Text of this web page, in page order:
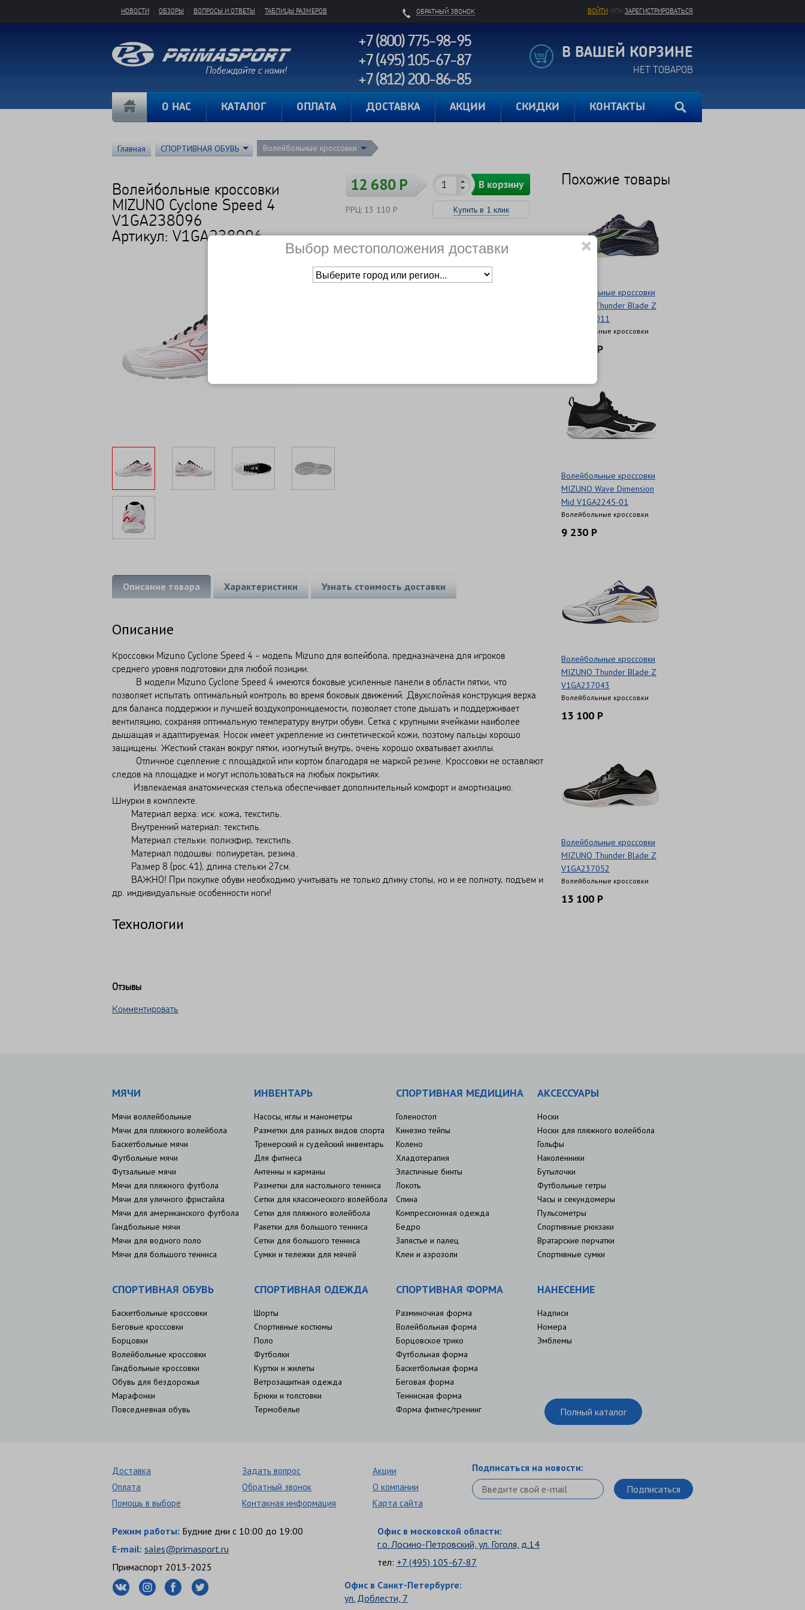
ОБРАТНЫЙ ЗВОНОК ВОЙТИ ИЛИ ЗАРЕГИСТРИРОВАТЬСЯ
НОВОСТИ ОБЗОРЫ ВОПРОСЫ И ОТВЕТЫ ТАБЛИЦЫ РАЗМЕРОВ
+7 (800) 775-98-95
+7 (495) 105-67-87
+7 (812) 200-86-85
В ВАШЕЙ КОРЗИНЕ
НЕТ ТОВАРОВ
О НАС КАТАЛОГ ОПЛАТА ДОСТАВКА АКЦИИ СКИДКИ КОНТАКТЫ
Главная СПОРТИВНАЯ ОБУВЬ Волейбольные кроссовки
Волейбольные кроссовки
MIZUNO Cyclone Speed 4
V1GA238096
Артикул: V1GA238096
12 680 Р
РРЦ: 13 110 Р
В корзину
Купить в 1 клик
Размер US UK CM
Описание товара Характеристики Узнать стоимость доставки
Описание
Кроссовки Mizuno Cyclone Speed 4 - модель Mizuno для волейбола, предназначена для игроков
среднего уровня подготовки для любой позиции.
В модели Mizuno Cyclone Speed 4 имеются боковые усиленные панели в области пятки, что
позволяет испытать оптимальный контроль во время боковых движений. Двухслойная конструкция верха
для баланса поддержки и лучшей воздухопроницаемости, позволяет стопе дышать и поддерживает
вентиляцию, сохраняя оптимальную температуру внутри обуви. Сетка с крупными ячейками наиболее
дышащая и адаптируемая. Носок имеет укрепление из синтетической кожи, поэтому пальцы хорошо
защищены. Жесткий стакан вокруг пятки, изогнутый внутрь, очень хорошо охватывает ахиллы.
Отличное сцепление с площадкой или кортом благодаря не маркой резине. Кроссовки не оставляют
следов на площадке и могут использоваться на любых покрытиях.
Извлекаемая анатомическая стелька обеспечивает дополнительный комфорт и амортизацию.
Шнурки в комплекте.
Материал верха: иск. кожа, текстиль.
Внутренний материал: текстиль.
Материал стельки: полиэфир, текстиль.
Материал подошвы: полиуретан, резина.
Размер 8 (рос.41), длина стельки 27см.
ВАЖНО! При покупке обуви необходимо учитывать не только длину стопы, но и ее полноту, подъем и
др. индивидуальные особенности ноги!
Технологии
Похожие товары
Волейбольные кроссовки
MIZUNO Thunder Blade Z
V1GA237011
Волейбольные кроссовки
11 360 Р
Волейбольные кроссовки
MIZUNO Wave Dimension
Mid V1GA2245-01
Волейбольные кроссовки
9 230 Р
Волейбольные кроссовки
MIZUNO Thunder Blade Z
V1GA237043
Волейбольные кроссовки
13 100 Р
Волейбольные кроссовки
MIZUNO Thunder Blade Z
V1GA237052
Волейбольные кроссовки
13 100 Р
Отзывы
Комментировать
МЯЧИ
Мячи воллейбольные
Мячи для пляжного волейбола
Баскетбольные мячи
Футбольные мячи
Футзальные мячи
Мячи для пляжного футбола
Мячи для уличного фристайла
Мячи для американского футбола
Гандбольные мячи
Мячи для водного поло
Мячи для большого тенниса
ИНВЕНТАРЬ
Насосы, иглы и манометры
Разметки для разных видов спорта
Тренерский и судейский инвентарь
Для фитнеса
Антенны и карманы
Разметки для настольного тенниса
Сетки для классического волейбола
Сетки для пляжного волейбола
Ракетки для большого тенниса
Сетки для большого тенниса
Сумки и тележки для мячей
СПОРТИВНАЯ МЕДИЦИНА
Голеностоп
Кинезио тейпы
Колено
Хладотерапия
Эластичные бинты
Локоть
Спина
Компрессионная одежда
Бедро
Запястье и палец
Клеи и аэрозоли
АКСЕССУАРЫ
Носки
Носки для пляжного волейбола
Гольфы
Наколенники
Бутылочки
Футбольные гетры
Часы и секундомеры
Пульсометры
Спортивные рюкзаки
Вратарские перчатки
Спортивные сумки
СПОРТИВНАЯ ОБУВЬ
Баскетбольные кроссовки
Беговые кроссовки
Борцовки
Волейбольные кроссовки
Гандбольные кроссовки
Обувь для бездорожья
Марафонки
Повседневная обувь
СПОРТИВНАЯ ОДЕЖДА
Шорты
Спортивные костюмы
Поло
Футболки
Куртки и жилеты
Ветрозащитная одежда
Брюки и толстовки
Термобелье
СПОРТИВНАЯ ФОРМА
Разминочная форма
Волейбольная форма
Борцовское трико
Футбольная форма
Баскетбольная форма
Беговая форма
Теннисная форма
Форма фитнес/тренинг
НАНЕСЕНИЕ
Надписи
Номера
Эмблемы
Полный каталог
Доставка
Оплата
Помощь в выборе
Задать вопрос
Обратный звонок
Контакная информация
Акции
О компании
Карта сайта
Подписаться на новости:
Режим работы: Будние дни с 10:00 до 19:00
E-mail: sales@primasport.ru
Примаспорт 2013-2025
Офис в московской области:
г.о. Лосино-Петровский, ул. Гоголя, д.14
тел: +7 (495) 105-67-87
Офис в Санкт-Петербурге:
ул. Доблести, 7
Выбор местоположения доставки